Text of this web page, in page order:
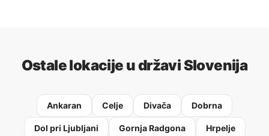
Ostale lokacije u državi Slovenija
Ankaran Celje Divača Dobrna
Dol pri Ljubljani Gornja Radgona Hrpelje